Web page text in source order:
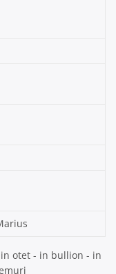
in otet - in bullion - in